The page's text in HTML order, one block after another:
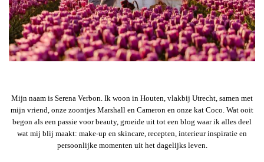
Mijn naam is Serena Verbon. Ik woon in Houten, vlakbij Utrecht, samen met
mijn vriend, onze zoontjes Marshall en Cameron en onze kat Coco. Wat ooit
begon als een passie voor beauty, groeide uit tot een blog waar ik alles deel
wat mij blij maakt: make-up en skincare, recepten, interieur inspiratie en
persoonlijke momenten uit het dagelijks leven.